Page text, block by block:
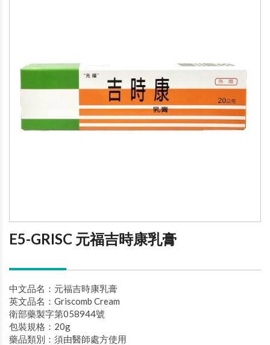
E5-GRISC 元福吉時康乳膏
中文品名：元福吉時康乳膏
英文品名：Griscomb Cream
衛部藥製字第058944號
包裝規格：20g
藥品類別：須由醫師處方使用